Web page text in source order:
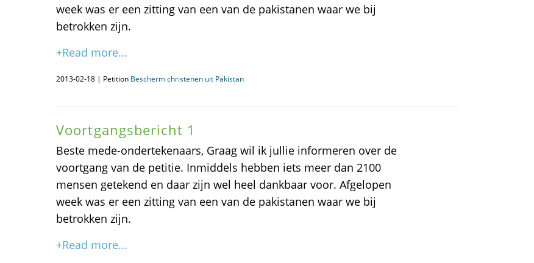
week was er een zitting van een van de pakistanen waar we bij
betrokken zijn.
+Read more...
2013-02-18 | Petition Bescherm christenen uit Pakistan
Voortgangsbericht 1
Beste mede-ondertekenaars, Graag wil ik jullie informeren over de
voortgang van de petitie. Inmiddels hebben iets meer dan 2100
mensen getekend en daar zijn wel heel dankbaar voor. Afgelopen
week was er een zitting van een van de pakistanen waar we bij
betrokken zijn.
+Read more...